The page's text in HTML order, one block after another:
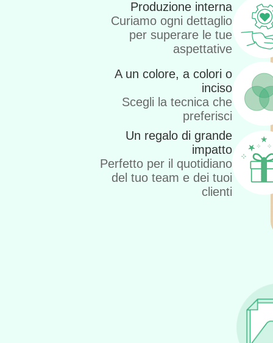
Produzione interna
Curiamo ogni dettaglio
per superare le tue
aspettative
A un colore, a colori o
inciso
Scegli la tecnica che
preferisci
Un regalo di grande
impatto
Perfetto per il quotidiano
del tuo team e dei tuoi
clienti